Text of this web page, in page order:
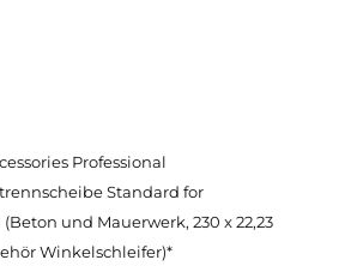
Professional
Standard for
und Mauerwerk, 230 x 22,23
Winkelschleifer)*